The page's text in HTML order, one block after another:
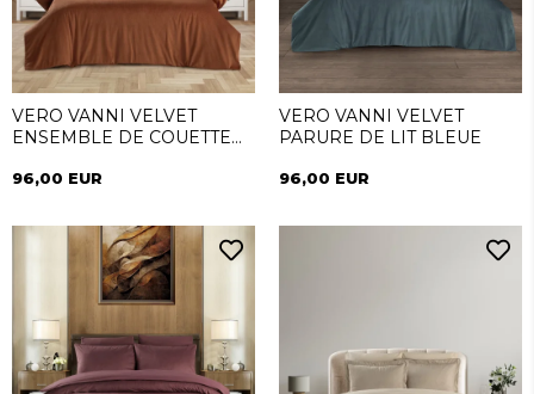
VERO VANNI VELVET
ENSEMBLE DE COUETTE
96,00 EUR
VERO VANNI VELVET
PARURE DE LIT BLEUE
96,00 EUR